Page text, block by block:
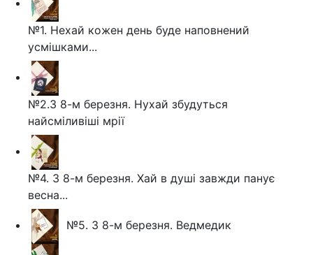
№1. Нехай кожен день буде наповнений
усмішками...
№2.З 8-м березня. Нухай збудуться
найсміливіші мрії
№4. З 8-м березня. Хай в душі завжди панує
весна...
№5. З 8-м березня. Ведмедик